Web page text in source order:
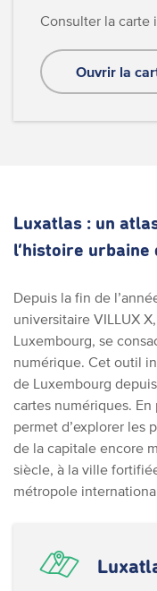
Consulter la carte
Ouvrir la
Luxatlas : un
l’histoire urbaine
Depuis la fin de
universitaire VILLUX
Luxembourg, se
numérique. Cet outil
de Luxembourg
cartes numériques.
permet d’explorer les
de la capitale encore
siècle, à la ville
métropole